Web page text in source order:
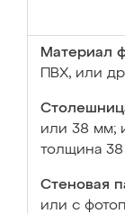
Материал
ПВХ, или
или 38 мм;
толщина
Стеновая
или с